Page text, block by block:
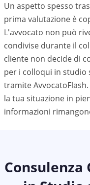
Un aspetto spesso
prima valutazione è
L'avvocato non può
condivise durante il
cliente non decide di
per i colloqui in studio
tramite AvvocatoFlash.
la tua situazione in
informazioni